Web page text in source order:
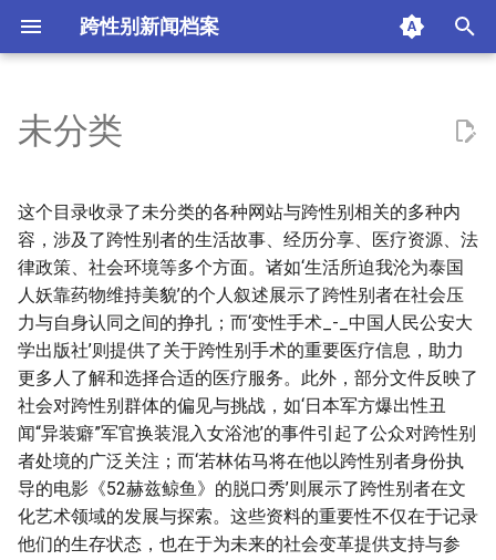
跨性别新闻档案
i
a
i
z
i
n
g
s
未分类
这个目录收录了未分类的各种网站与跨性别相关的多种内
容，涉及了跨性别者的生活故事、经历分享、医疗资源、法
律政策、社会环境等多个方面。诸如‘生活所迫我沦为泰国
人妖靠药物维持美貌’的个人叙述展示了跨性别者在社会压
力与自身认同之间的挣扎；而‘变性手术_-_中国人民公安大
学出版社’则提供了关于跨性别手术的重要医疗信息，助力
更多人了解和选择合适的医疗服务。此外，部分文件反映了
社会对跨性别群体的偏见与挑战，如‘日本军方爆出性丑
闻“异装癖”军官换装混入女浴池’的事件引起了公众对跨性别
者处境的广泛关注；而‘若林佑马将在他以跨性别者身份执
导的电影《52赫兹鲸鱼》的脱口秀’则展示了跨性别者在文
化艺术领域的发展与探索。这些资料的重要性不仅在于记录
他们的生存状态，也在于为未来的社会变革提供支持与参